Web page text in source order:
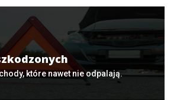
które nawet nie odpalają.